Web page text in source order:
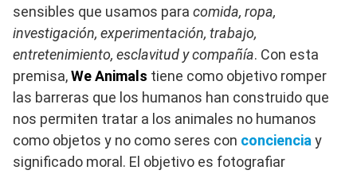
sensibles que usamos para comida, ropa,
investigación, experimentación, trabajo,
entretenimiento, esclavitud y compañía. Con esta
premisa,We Animals tiene como objetivo romper
las barreras que los humanos han construido que
nos permiten tratar a los animales no humanos
como objetos y no como seres con concienciay
significado moral. El objetivo es fotografiar